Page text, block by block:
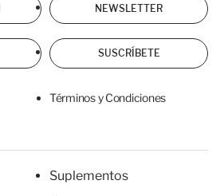
NEWSLETTER
SUSCRÍBETE
Términos y Condiciones
Suplementos